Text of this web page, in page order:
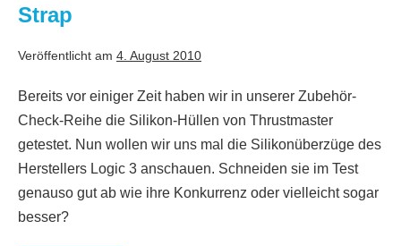
Strap
Veröffentlicht am 4. August 2010
Bereits vor einiger Zeit haben wir in unserer Zubehör-
Check-Reihe die Silikon-Hüllen von Thrustmaster
getestet. Nun wollen wir uns mal die Silikonüberzüge des
Herstellers Logic 3 anschauen. Schneiden sie im Test
genauso gut ab wie ihre Konkurrenz oder vielleicht sogar
besser?